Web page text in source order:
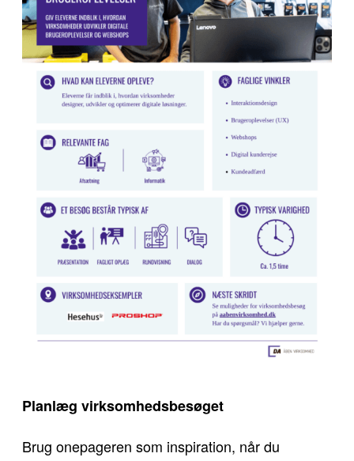
Planlæg virksomhedsbesøget
Brug onepageren som inspiration, når du